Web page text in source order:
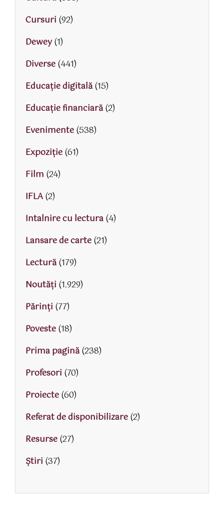
Cursuri (92)
Dewey(1)
Diverse(441)
Educaţie digitală(15)
Educaţie financiară(2)
Evenimente(538)
Expoziție(61)
Film (24)
IFLA(2)
Intalnire cu lectura(4)
Lansare de carte(21)
Lectură(179)
Noutăți (1.929)
Părinţi (77)
Poveste(18)
Prima pagină(238)
Profesori (70)
Proiecte(60)
Referat de disponibilizare(2)
Resurse(27)
Știri (37)